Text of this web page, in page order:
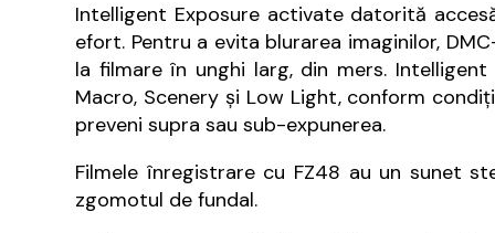
Intelligent Exposure activate datorită
efort. Pentru a evita blurarea imaginilor,
la filmare în unghi larg, din mers.
Macro, Scenery şi Low Light, conform
preveni supra sau sub-expunerea.
Filmele înregistrare cu FZ48 au un sunet
zgomotul de fundal.